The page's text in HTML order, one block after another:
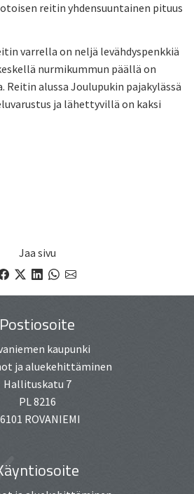
reitin yhdensuuntainen pituus
varrella on neljä levähdyspenkkiä
nurmikummun päällä on
Reitin alussa Joulupukin pajakylässä
ja lähettyvillä on kaksi
Jaa sivu
Facebook
X LinkedIn
WhatsApp
email
Postiosoite
kaupunki
ja aluekehittäminen
Hallituskatu 7
PL 8216
ROVANIEMI